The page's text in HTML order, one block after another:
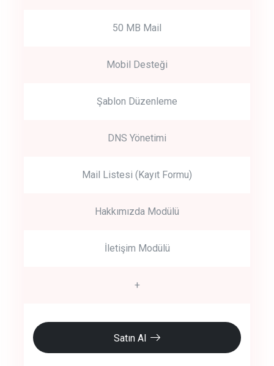
50 MB Mail
Mobil Desteği
Şablon Düzenleme
DNS Yönetimi
Mail Listesi (Kayıt Formu)
Hakkımızda Modülü
İletişim Modülü
+
Satın Al